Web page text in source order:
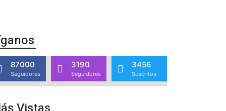
87000
Seguidores
3190
Seguidores
3456
Suscritos